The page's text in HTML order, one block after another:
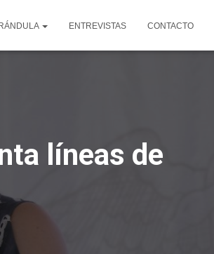
ENTREVISTAS CONTACTO
líneas de